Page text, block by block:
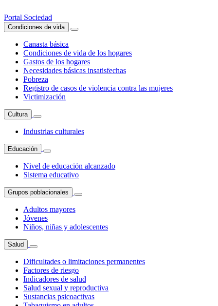
Portal Sociedad
Condiciones de vida
Canasta básica
Condiciones de vida de los hogares
Gastos de los hogares
Necesidades básicas insatisfechas
Pobreza
Registro de casos de violencia contra las mujeres
Victimización
Cultura
Industrias culturales
Educación
Nivel de educación alcanzado
Sistema educativo
Grupos poblacionales
Adultos mayores
Jóvenes
Niños, niñas y adolescentes
Salud
Dificultades o limitaciones permanentes
Factores de riesgo
Indicadores de salud
Salud sexual y reproductiva
Sustancias psicoactivas